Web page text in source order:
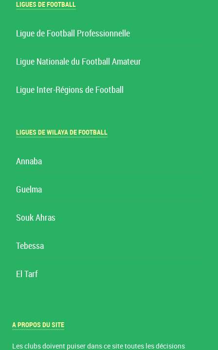
LIGUES DE FOOTBALL
Ligue de Football Professionnelle
Ligue Nationale du Football Amateur
Ligue Inter-Régions de Football
LIGUES DE WILAYA DE FOOTBALL
Annaba
Guelma
Souk Ahras
Tebessa
El Tarf
A PROPOS DU SITE
Les clubs doivent puiser dans ce site toutes les décisions